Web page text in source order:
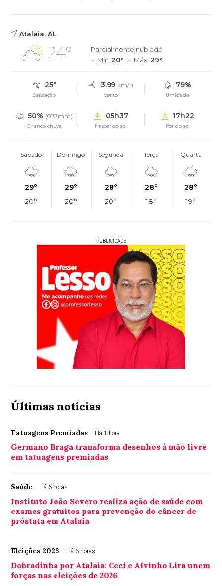
Atalaia, AL
24°
Parcialmente nublado
Mín. 20° Máx. 29°
25°
Sensação
3.99 km/h
Vento
79%
Umidade
50% (0.37mm)
Chance chuva
05h37
Nascer do sol
17h22
Pôr do sol
Sábado
29°
20°
Domingo
29°
20°
Segunda
28°
20°
Terça
28°
18°
Quarta
28°
19°
PUBLICIDADE
Últimas notícias
Tatuagens Premiadas Há 1 hora
Germano Braga transforma desenhos à mão livre
em tatuagens premiadas
Saúde Há 6 horas
Instituto João Severo realiza ação de saúde com
exames gratuitos para prevenção do câncer de
próstata em Atalaia
Eleições 2026 Há 6 horas
Dobradinha por Atalaia: Ceci e Alvinho Lira unem
forças nas eleições de 2026